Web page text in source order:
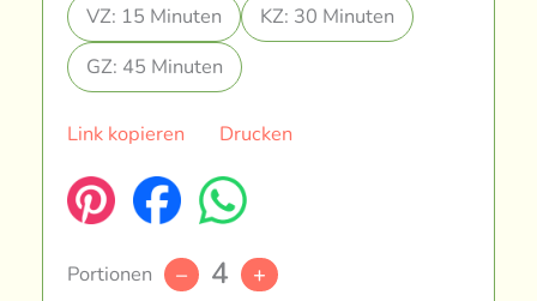
VZ: 15 Minuten
KZ: 30 Minuten
GZ: 45 Minuten
Link kopieren Drucken
Portionen – 4 +